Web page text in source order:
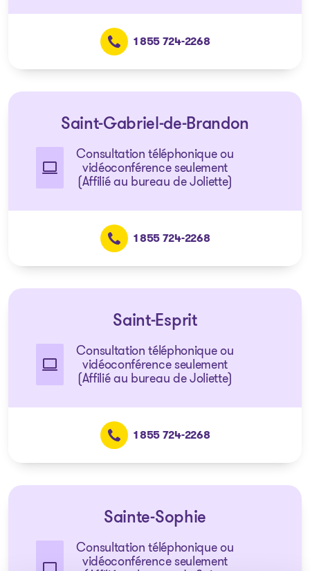
1 855 724-2268
Saint-Gabriel-de-Brandon
Consultation téléphonique ou
vidéoconférence seulement
(Affilié au bureau de Joliette)
1 855 724-2268
Saint-Esprit
Consultation téléphonique ou
vidéoconférence seulement
(Affilié au bureau de Joliette)
1 855 724-2268
Sainte-Sophie
Consultation téléphonique ou
vidéoconférence seulement